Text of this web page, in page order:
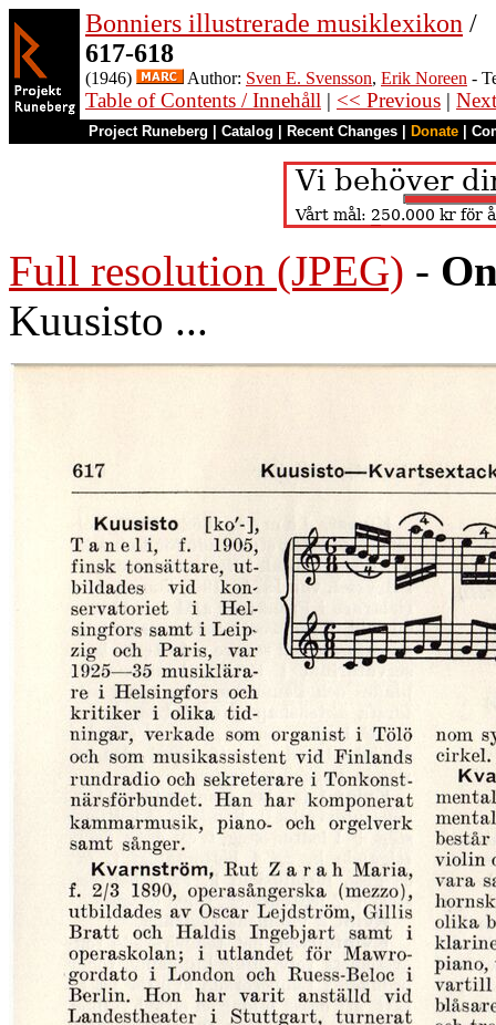
Bonniers illustrerade musiklexikon /
617-618
(1946) Author: Sven E. Svensson, Erik Noreen -
Table of Contents / Innehåll | << Previous |
Project Runeberg Catalog Recent Changes Donate
Full resolution (JPEG) -
Kuusisto ...